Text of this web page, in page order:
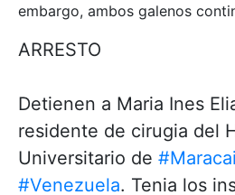
embargo, ambos galenos
ARRESTO
Detienen a Maria Ines
residente de cirugia del
Universitario de
#Venezuela. Tenia los